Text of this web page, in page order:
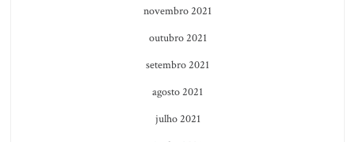
novembro 2021
outubro 2021
setembro 2021
agosto 2021
julho 2021